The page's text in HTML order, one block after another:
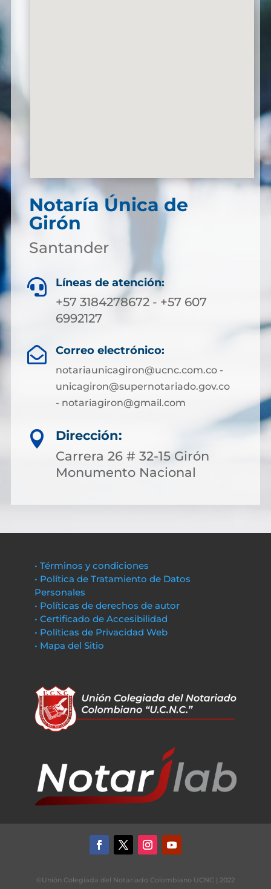
Notaría Única de
Girón
Santander
 Líneas de atención:
+57 3184278672 - +57 607
6992127
 Correo electrónico:
notariaunicagiron@ucnc.com.co -
unicagiron@supernotariado.gov.co
- notariagiron@gmail.com

Dirección:
Carrera 26 # 32-15 Girón
Monumento Nacional
• Términos y condiciones
• Política de Tratamiento de Datos
Personales
• Políticas de derechos de autor
• Certificado de Accesibilidad
• Políticas de Privacidad Web
• Mapa del Sitio
©Unión Colegiada del Notariado Colombiano UCNC | 2022